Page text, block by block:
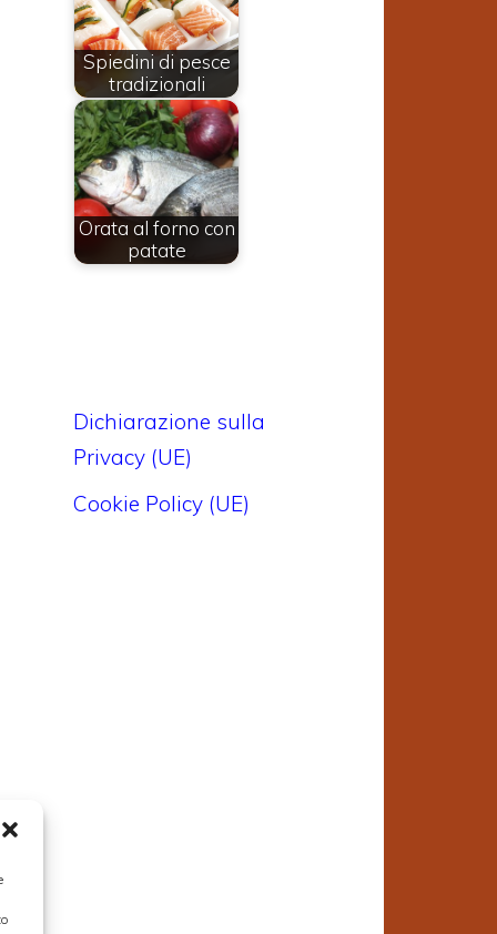
Spiedini di pesce
tradizionali
Orata al forno con
patate
Dichiarazione sulla
Privacy (UE)
Cookie Policy (UE)